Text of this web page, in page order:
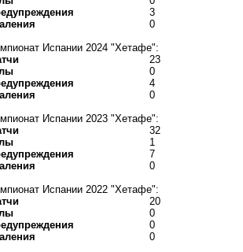
3
0
Испании 2024 "Хетафе":
23
0
4
0
Испании 2023 "Хетафе":
32
1
7
0
Испании 2022 "Хетафе":
20
0
0
0